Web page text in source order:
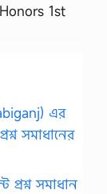
1st
এর
সমাধানের
প্রশ্ন সমাধান